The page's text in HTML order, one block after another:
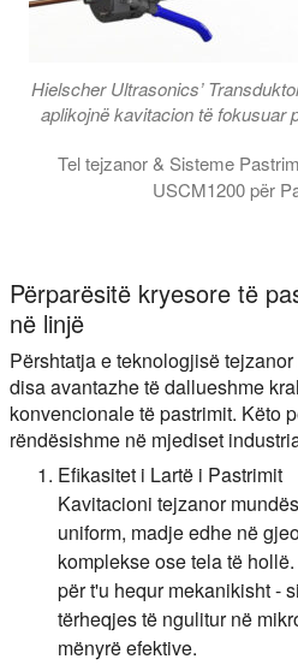
Hielscher Ultrasonics’
aplikojnë kavitacion të fokusuar
Tel tejzanor & Sisteme
USCM1200 për
Përparësitë kryesore të
në linjë
Përshtatja e teknologjisë
disa avantazhe të dallueshme
konvencionale të pastrimit. Këto
rëndësishme në mjediset
Efikasitet i Lartë i Pastrimit
Kavitacioni tejzanor
uniform, madje edhe në
komplekse ose tela të
për t'u hequr mekanikisht -
tërheqjes të ngulitur në
mënyrë efektive.